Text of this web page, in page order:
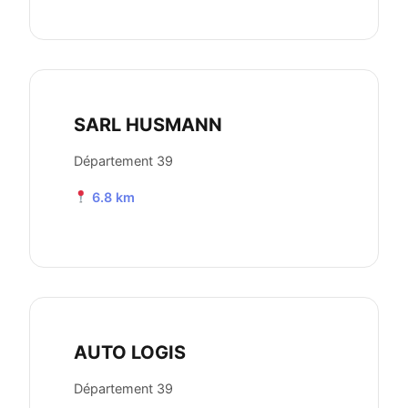
SARL HUSMANN
Département 39
6.8 km
AUTO LOGIS
Département 39